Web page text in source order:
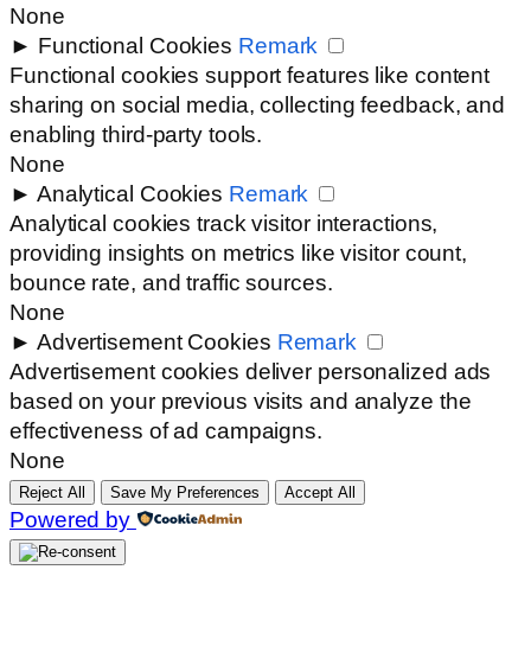
None
► Functional Cookies Remark
Functional cookies support features like content
sharing on social media, collecting feedback, and
enabling third-party tools.
None
► Analytical Cookies Remark
Analytical cookies track visitor interactions,
providing insights on metrics like visitor count,
bounce rate, and traffic sources.
None
► Advertisement Cookies Remark
Advertisement cookies deliver personalized ads
based on your previous visits and analyze the
effectiveness of ad campaigns.
None
Reject All Save My Preferences Accept All
Powered by